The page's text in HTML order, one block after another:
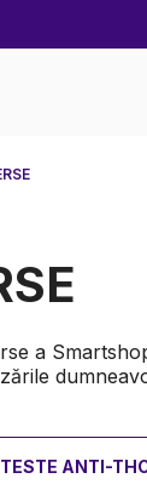
a
TESTE ANTI-